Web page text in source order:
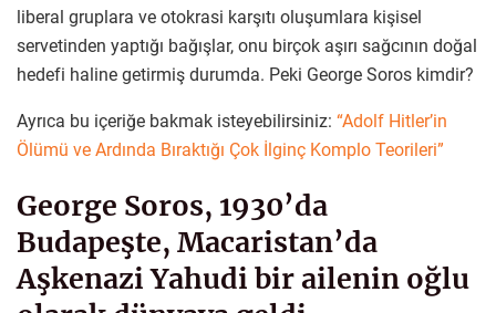
liberal gruplara ve otokrasi karşıtı oluşumlara kişisel
servetinden yaptığı bağışlar, onu birçok aşırı sağcının doğal
hedefi haline getirmiş durumda. Peki George Soros kimdir?
Ayrıca bu içeriğe bakmak isteyebilirsiniz: “Adolf Hitler’in
Ölümü ve Ardında Bıraktığı Çok İlginç Komplo Teorileri”
George Soros, 1930’da
Budapeşte, Macaristan’da
Aşkenazi Yahudi bir ailenin oğlu